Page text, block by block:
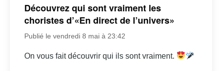
Découvrez qui sont vraiment les
choristes d’«En direct de l’univers»
Publié le vendredi 8 mai à 23:42
On vous fait découvrir qui ils sont vraiment.